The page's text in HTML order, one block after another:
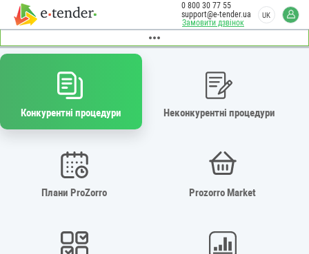
Замовити дзвінок
0 800 30 77 55
support@e-tender.ua
UK
Конкурентні процедури Неконкурентні процедури
Плани ProZorro Prozorro Market